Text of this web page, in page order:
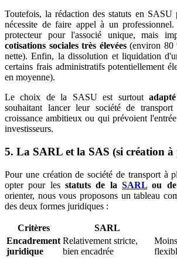
Toutefois, la rédaction des statuts en SASU
nécessite de faire appel à un
protecteur pour l'associé unique, mais
cotisations sociales très élevées(environ 80
nette). Enfin, la dissolution et liquidation
certains frais administratifs potentiellement
en moyenne).
Le choix de la SASU est surtout
souhaitant lancer leur société de
croissance ambitieux ou qui prévoient
investisseurs.
5. La SARL et la SAS (si création à
Pour une création de société de transport à
opter pour les statuts de la SARL ou
orienter, nous vous proposons un tableau
des deux formes juridiques :
Critères SARL
Encadrement
juridique
Relativement stricte,
bien encadrée